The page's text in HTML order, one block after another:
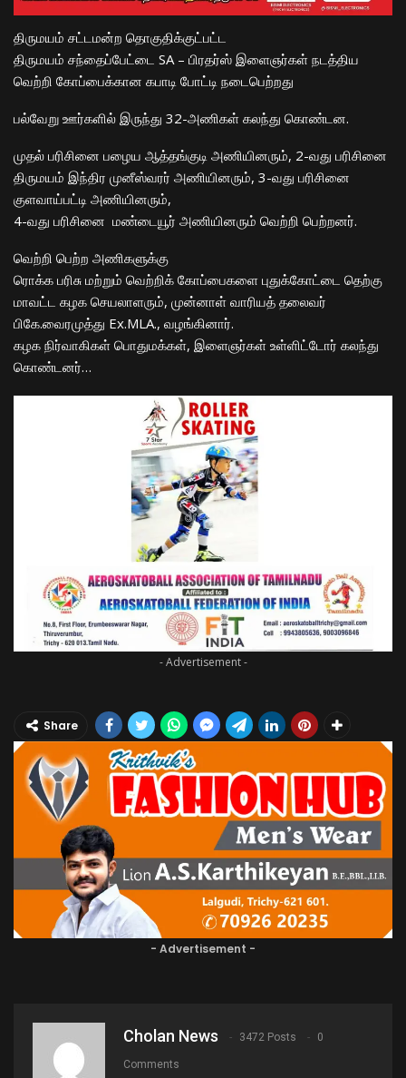
திருமயம் சட்டமன்ற தொகுதிக்குட்பட்ட
திருமயம் சந்தைப்பேட்டை SA – பிரதர்ஸ் இளைஞர்கள் நடத்திய
வெற்றி கோப்பைக்கான கபாடி போட்டி நடைபெற்றது
பல்வேறு ஊர்களில் இருந்து 32-அணிகள் கலந்து கொண்டன‌.
முதல் பரிசினை பழைய ஆத்தங்குடி அணியினரும், 2-வது பரிசினை
திருமயம் இந்திர முனீஸ்வரர் அணியினரும், 3-வது பரிசினை
குளவாய்பட்டி அணியினரும்,
4-வது பரிசினை மண்டையூர் அணியினரும் வெற்றி பெற்றனர்.
வெற்றி பெற்ற‌‌ அணிகளுக்கு
ரொக்க பரிசு மற்றும் வெற்றிக் கோப்பைகளை புதுக்கோட்டை தெற்கு
மாவட்ட கழக செயலாளரும், முன்னாள் வாரியத் தலைவர்
பிகே.வைரமுத்து Ex.MLA., வழங்கினார்.
கழக நிர்வாகிகள் பொதுமக்கள், இளைஞர்கள் உள்ளிட்டோர் கலந்து
கொண்டனர்…
- Advertisement -
Share
- Advertisement -
Cholan News 3472 Posts 0
Comments